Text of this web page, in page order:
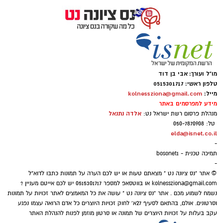
תוצאות בחירות נס ציונה 03112022
בהתאם להוראות סעיף 11 לחוק-יסוד: הכנסת וסעיף
84 לחוק הבחירות לכנסת [נוסח משולב],
התשכ"ט-1969, התוצאות הסופיות של הבחירות
צפויות התוצאות להשתנות.
ואילו בבחירות הקודמות ב3/21
מו"ל ועורך: אבי בן דוד
טלפון ראשי: 0515301717
מייל: kolnessziona@gmail.com
מידע למפרסמים באתר
מנהלת פרסום רשת ישראל נט: אלדה נתנאל
טל: 050-7870908
elda@isnet.co.il
-
תמיכה טכנית - bosonet1
-
© אתר "נס ציונה נט " מצאתם טעות או יש לכם הערה על תמונות כתבו לדוא"ל
kolnessziona@gmail.com
או בווטסאפ למספר 0515301717 יש לכם אייטם מעניין ?
נשמח לשמוע מכם . אתר "נס ציונה נט " עושה את כל המאמצים לאתר זכויות על תמונות
וסרטונים. אולם, בהתאם לסעיף 27א' לחוק זכויות היוצרים כל אדם הרואה עצמו נפגע
עקב בעלות על זכויות היוצרים של תמונה או סרטון מוזמן לפנות להנהלת האתר